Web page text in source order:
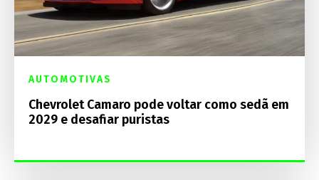
AUTOMOTIVAS
Chevrolet Camaro pode voltar como sedã em
2029 e desafiar puristas